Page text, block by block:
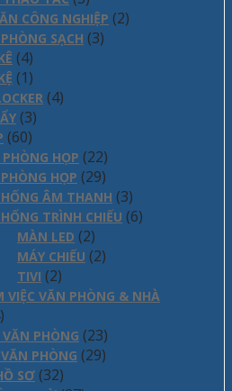
CÔNG NGHIỆP (2)
SẠCH (3)
(4)
(1)
(4)
(3)
(60)
HỌP (22)
HỌP (29)
ÂM THANH (3)
TRÌNH CHIẾU (6)
MÀN LED (2)
MÁY CHIẾU (2)
TIVI (2)
VIỆC VĂN PHÒNG & NHÀ
PHÒNG (23)
PHÒNG (29)
SƠ (32)